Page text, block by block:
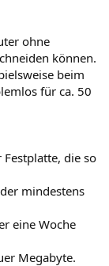
ohne
können.
beim
für ca. 50
die so
mindestens
eine Woche
Megabyte.